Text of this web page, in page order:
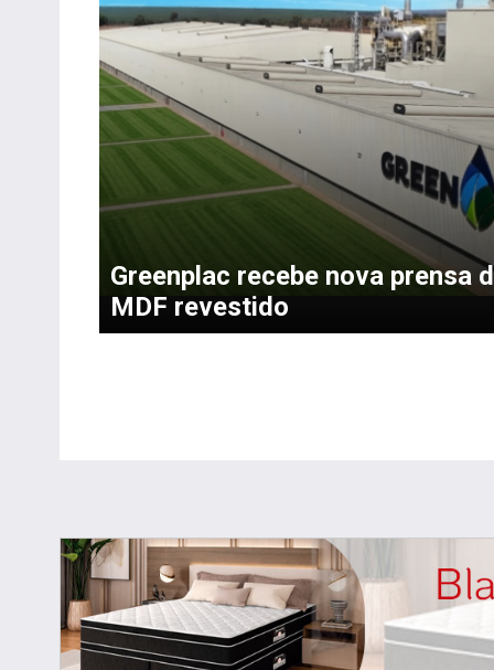
Greenplac recebe nova prensa
MDF revestido